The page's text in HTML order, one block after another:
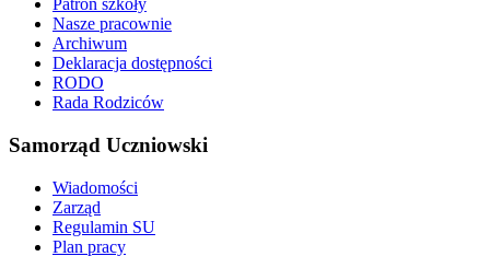
Patron szkoły
Nasze pracownie
Archiwum
Deklaracja dostępności
RODO
Rada Rodziców
Samorząd Uczniowski
Wiadomości
Zarząd
Regulamin SU
Plan pracy